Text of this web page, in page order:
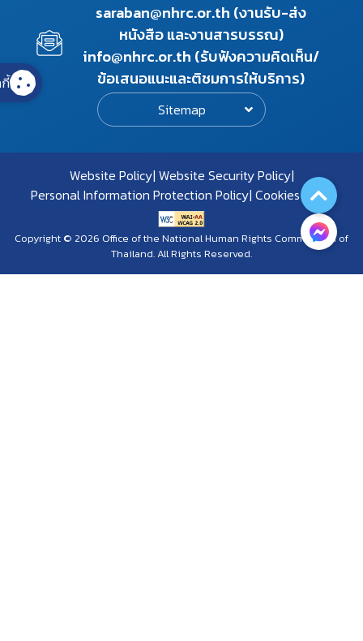
saraban@nhrc.or.th (งานรับ-ส่ง
หนังสือ และงานสารบรรณ)
info@nhrc.or.th (รับฟังความคิดเห็น/
ข้อเสนอแนะและติชมการให้บริการ)
Sitemap
Website Policy Website Security Policy
Personal Information Protection Policy Cookies Policy
Copyright © 2026 Office of the National Human Rights Commission of
Thailand. All Rights Reserved.